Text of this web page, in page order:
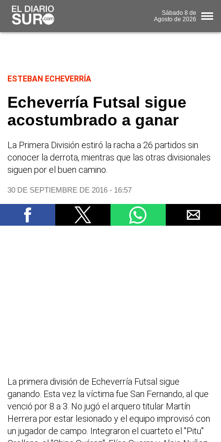
Sábado 8 de
Agosto de 2026
ESTEBAN ECHEVERRÍA
Echeverría Futsal sigue
acostumbrado a ganar
La Primera División estiró la racha a 26 partidos sin
conocer la derrota, mientras que las otras divisionales
siguen por el buen camino.
30 DE SEPTIEMBRE DE 2016 - 16:57
La primera división de Echeverría Futsal sigue
ganando. Esta vez la víctima fue San Fernando, al que
venció por 8 a 3. No jugó el arquero titular Martín
Herrera por estar lesionado y el equipo improvisó con
un jugador de campo. Integraron el cuarteto el "Pitu"